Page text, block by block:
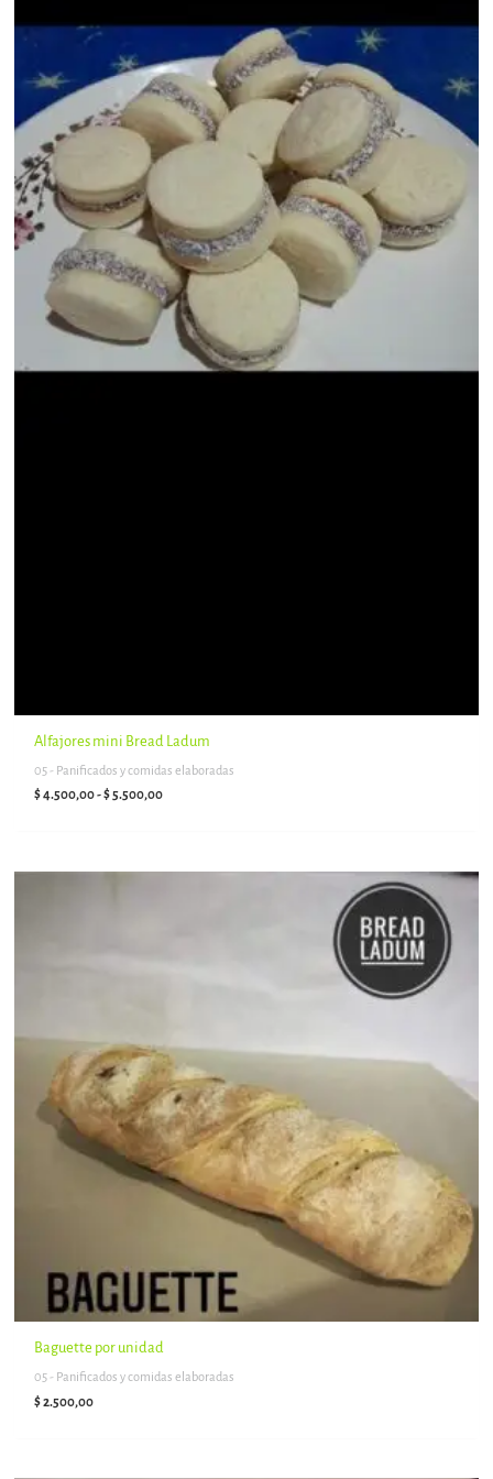
Alfajores mini Bread Ladum
05 - Panificados y comidas elaboradas
$4.500,00-$5.500,00
Baguette por unidad
05 - Panificados y comidas elaboradas
$2.500,00